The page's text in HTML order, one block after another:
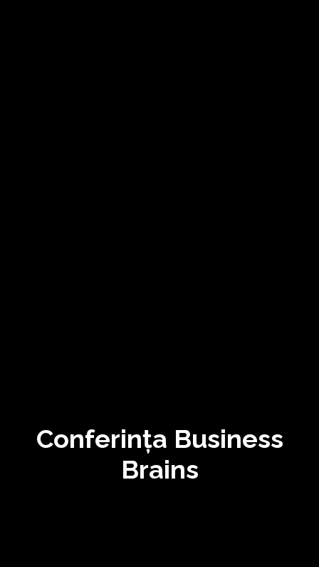
Conferința Business
Brains